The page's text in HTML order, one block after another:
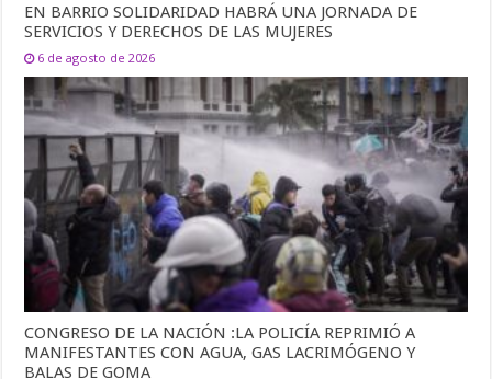
EN BARRIO SOLIDARIDAD HABRÁ UNA JORNADA DE
SERVICIOS Y DERECHOS DE LAS MUJERES
6 de agosto de 2026
CONGRESO DE LA NACIÓN :LA POLICÍA REPRIMIÓ A
MANIFESTANTES CON AGUA, GAS LACRIMÓGENO Y
BALAS DE GOMA